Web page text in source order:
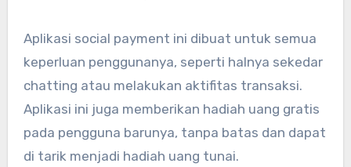
Aplikasi social payment ini dibuat untuk semua
keperluan penggunanya, seperti halnya sekedar
chatting atau melakukan aktifitas transaksi.
Aplikasi ini juga memberikan hadiah uang gratis
pada pengguna barunya, tanpa batas dan dapat
di tarik menjadi hadiah uang tunai.